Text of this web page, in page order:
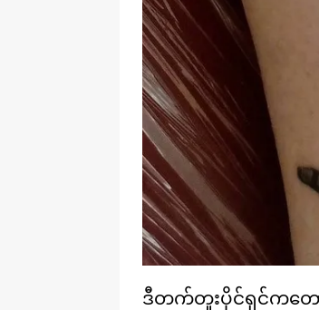
ဒီတက်တူးပိုင်ရှင်ကတေ